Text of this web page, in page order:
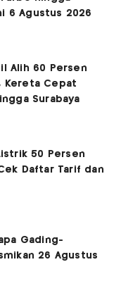
6 Agustus 2026
Alih 60 Persen
Kereta Cepat
Surabaya
50 Persen
Daftar Tarif dan
Gading-
26 Agustus